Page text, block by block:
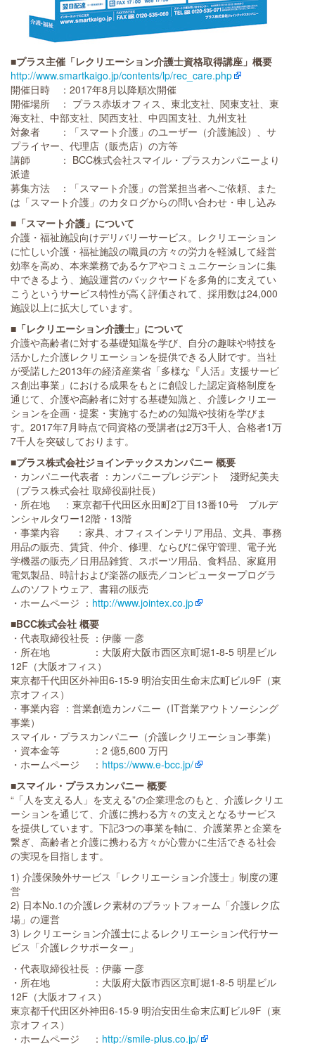
■プラス主催「レクリエーション介護士資格取得講座」概要
http://www.smartkaigo.jp/contents/lp/rec_care.php
開催日時 ：2017年8月以降順次開催
開催場所 ： プラス赤坂オフィス、東北支社、関東支社、東
海支社、中部支社、関西支社、中四国支社、九州支社
対象者 ：「スマート介護」のユーザー（介護施設）、サ
プライヤー、代理店（販売店）の方等
講師 ： BCC株式会社スマイル・プラスカンパニーより
派遣
募集方法 ：「スマート介護」の営業担当者へご依頼、また
は「スマート介護」のカタログからの問い合わせ・申し込み
■「スマート介護」について
介護・福祉施設向けデリバリーサービス。レクリエーション
に忙しい介護・福祉施設の職員の方々の労力を軽減して経営
効率を高め、本来業務であるケアやコミュニケーションに集
中できるよう、施設運営のバックヤードを多角的に支えてい
こうというサービス特性が高く評価されて、採用数は24,000
施設以上に拡大しています。
■「レクリエーション介護士」について
介護や高齢者に対する基礎知識を学び、自分の趣味や特技を
活かした介護レクリエーションを提供できる人財です。当社
が受諾した2013年の経済産業省「多様な『人活』支援サービ
ス創出事業」における成果をもとに創設した認定資格制度を
通じて、介護や高齢者に対する基礎知識と、介護レクリエー
ションを企画・提案・実施するための知識や技術を学びま
す。2017年7月時点で同資格の受講者は2万3千人、合格者1万
7千人を突破しております。
■プラス株式会社ジョインテックスカンパニー 概要
・カンパニー代表者 ：カンパニープレジデント 淺野紀美夫
（プラス株式会社 取締役副社長）
・所在地 ：東京都千代田区永田町2丁目13番10号 プルデ
ンシャルタワー12階・13階
・事業内容 ：家具、オフィスインテリア用品、文具、事務
用品の販売、賃貸、仲介、修理、ならびに保守管理、電子光
学機器の販売／日用品雑貨、スポーツ用品、食料品、家庭用
電気製品、時計および楽器の販売／コンピュータープログラ
ムのソフトウェア、書籍の販売
・ホームページ ： http://www.jointex.co.jp
■BCC株式会社 概要
・代表取締役社長 ：伊藤 一彦
・所在地 ：大阪府大阪市西区京町堀1-8-5 明星ビル
12F（大阪オフィス）
東京都千代田区外神田6-15-9 明治安田生命末広町ビル9F（東
京オフィス）
・事業内容 ：営業創造カンパニー（IT営業アウトソーシング
事業）
スマイル・プラスカンパニー（介護レクリエーション事業）
・資本金等 ：2 億5,600 万円
・ホームページ ： https://www.e-bcc.jp/
■スマイル・プラスカンパニー 概要
“「人を支える人」を支える”の企業理念のもと、介護レクリエ
ーションを通じて、介護に携わる方々の支えとなるサービス
を提供しています。下記3つの事業を軸に、介護業界と企業を
繋ぎ、高齢者と介護に携わる方々が心豊かに生活できる社会
の実現を目指します。
1) 介護保険外サービス「レクリエーション介護士」制度の運
営
2) 日本No.1の介護レク素材のプラットフォーム「介護レク広
場」の運営
3) レクリエーション介護士によるレクリエーション代行サー
ビス「介護レクサポーター」
・代表取締役社長 ：伊藤 一彦
・所在地 ：大阪府大阪市西区京町堀1-8-5 明星ビル
12F（大阪オフィス）
東京都千代田区外神田6-15-9 明治安田生命末広町ビル9F（東
京オフィス）
・ホームページ ： http://smile-plus.co.jp/